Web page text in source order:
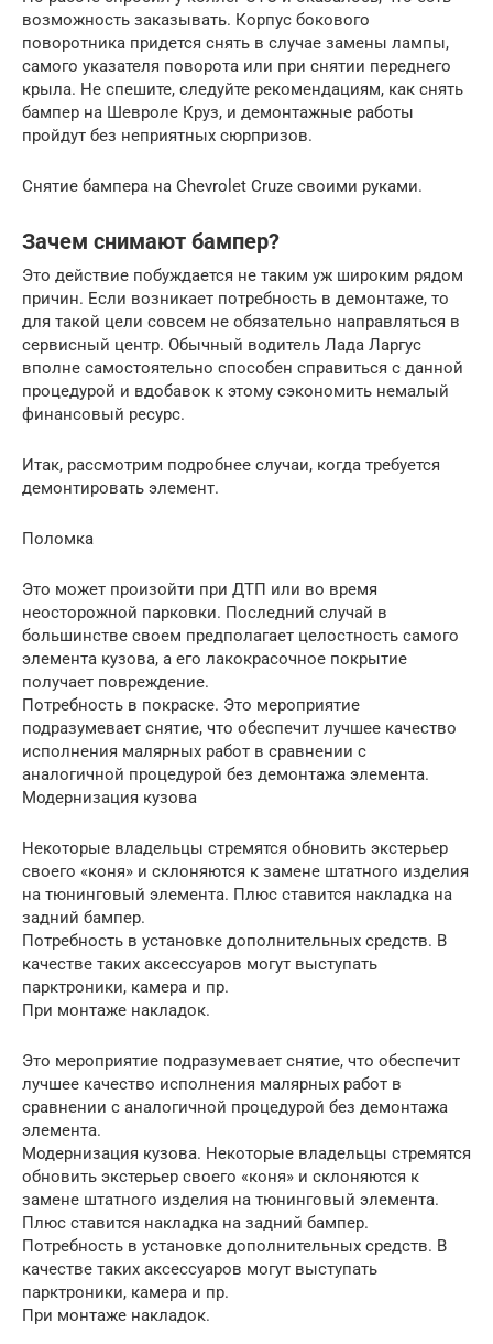
возможность заказывать. Корпус бокового
поворотника придется снять в случае замены лампы,
самого указателя поворота или при снятии переднего
крыла. Не спешите, следуйте рекомендациям, как снять
бампер на Шевроле Круз, и демонтажные работы
пройдут без неприятных сюрпризов.
Снятие бампера на Chevrolet Cruze своими руками.
Зачем снимают бампер?
Это действие побуждается не таким уж широким рядом
причин. Если возникает потребность в демонтаже, то
для такой цели совсем не обязательно направляться в
сервисный центр. Обычный водитель Лада Ларгус
вполне самостоятельно способен справиться с данной
процедурой и вдобавок к этому сэкономить немалый
финансовый ресурс.
Итак, рассмотрим подробнее случаи, когда требуется
демонтировать элемент.
Поломка
Это может произойти при ДТП или во время
неосторожной парковки. Последний случай в
большинстве своем предполагает целостность самого
элемента кузова, а его лакокрасочное покрытие
получает повреждение.
Потребность в покраске. Это мероприятие
подразумевает снятие, что обеспечит лучшее качество
исполнения малярных работ в сравнении с
аналогичной процедурой без демонтажа элемента.
Модернизация кузова
Некоторые владельцы стремятся обновить экстерьер
своего «коня» и склоняются к замене штатного изделия
на тюнинговый элемента. Плюс ставится накладка на
задний бампер.
Потребность в установке дополнительных средств. В
качестве таких аксессуаров могут выступать
парктроники, камера и пр.
При монтаже накладок.
Это мероприятие подразумевает снятие, что обеспечит
лучшее качество исполнения малярных работ в
сравнении с аналогичной процедурой без демонтажа
элемента.
Модернизация кузова. Некоторые владельцы стремятся
обновить экстерьер своего «коня» и склоняются к
замене штатного изделия на тюнинговый элемента.
Плюс ставится накладка на задний бампер.
Потребность в установке дополнительных средств. В
качестве таких аксессуаров могут выступать
парктроники, камера и пр.
При монтаже накладок.